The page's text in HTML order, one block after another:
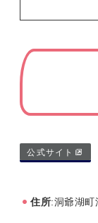
公式サイト
住所:洞爺湖町